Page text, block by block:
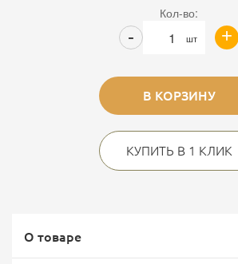
Кол-во:
шт +
-
В КОРЗИНУ
КУПИТЬ В 1 КЛИК
О товаре